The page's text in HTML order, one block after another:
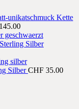
Kette
145.00
Silber
Silber CHF 35.00